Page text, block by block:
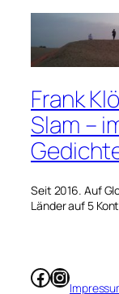
Frank
Slam –
Seit 2016. Auf
Länder auf 5
Facebook